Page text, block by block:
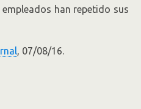
han repetido sus
, 07/08/16.